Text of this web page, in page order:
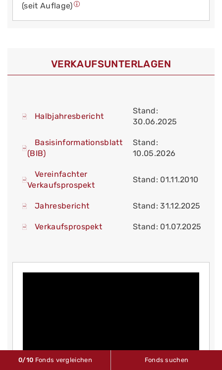
(seit Auflage)
VERKAUFS­UNTERLAGEN
Halbjahresbericht
Stand:
30.06.2025
Basisinformationsblatt
(BIB)
Stand:
10.05.2026
Vereinfachter
Verkaufsprospekt
Stand: 01.11.2010
Jahresbericht Stand: 31.12.2025
Verkaufsprospekt Stand: 01.07.2025
0/10 Fonds vergleichen Fonds suchen